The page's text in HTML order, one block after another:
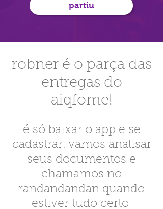
partiu
robner é o parça das
entregas do
aiqfome!
é só baixar o app e se
cadastrar. vamos analisar
seus documentos e
chamamos no
randandandan quando
estiver tudo certo